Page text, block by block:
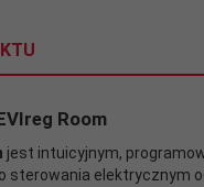
Room
jest intuicyjnym,
sterowania elektrycznym